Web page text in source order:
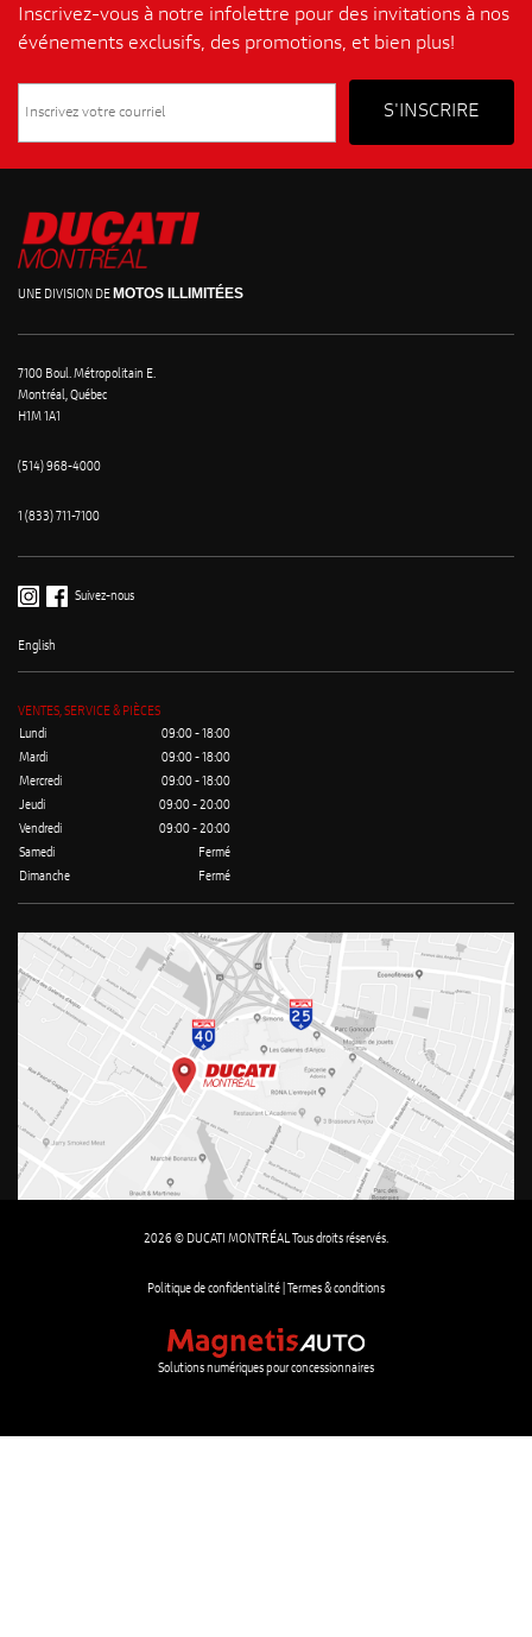
Inscrivez-vous à notre infolettre pour des invitations à nos
événements exclusifs, des promotions, et bien plus!
UNE DIVISION DE MOTOS ILLIMITÉES
7100 Boul. Métropolitain E.
Montréal, Québec
H1M 1A1
(514) 968-4000
1 (833) 711-7100
Suivez-nous
English
VENTES, SERVICE & PIÈCES
Lundi
09:00 - 18:00
Mardi
09:00 - 18:00
Mercredi
09:00 - 18:00
Jeudi
09:00 - 20:00
Vendredi
09:00 - 20:00
Samedi
Fermé
Dimanche
Fermé
2026 © DUCATI MONTRÉAL Tous droits réservés.
Politique de confidentialité | Termes & conditions
Solutions numériques pour concessionnaires